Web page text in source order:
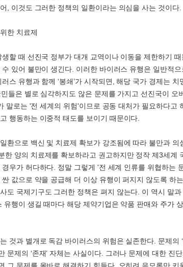
, 이것도 그러한 정책의 일환이라는 의심을 사는 것이다.
한 치료제
할 때 선진국 정부가 대개 교역이나 이동을 제한하기
있어 불만이 생긴다. 이러한 바이러스 유행은 일반적
스 유행과 함께 ‘봉쇄’가 시작되면, 해당 국가 경제는 치
들은 별로 심각하지도 않은 문제를 가지고 선진국이 오
말로는 '전 세계의 위험'이므로 공동 대처가 필요하다고
행동하는 이중적 태도를 보이기 때문이다.
환으로 백신 및 치료제 확보가 강조됨에 따라 불만과 의
한 양의 치료제를 확보하라고 권고하지만 정작 제3세계
우가 허다하다. 정말 그렇게 '전 세계 인류를 위협하는
값으로 약을 공급해 더 이상 유행이 퍼지지 않도록 하
도 국제기구도 그러한 정책은 펴지 않는다. 이 역시 말
유행이 생길 때마다 해당 제약기업은 약품 판매와 주가
것과 별개로 독감 바이러스의 위험은 실존한다. 문제의 ‘
문제의 ‘존재’ 자체는 사실이다. 그러나 문제에 대한 진